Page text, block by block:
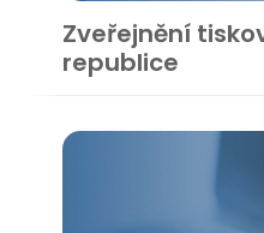
Zveřejnění
republice